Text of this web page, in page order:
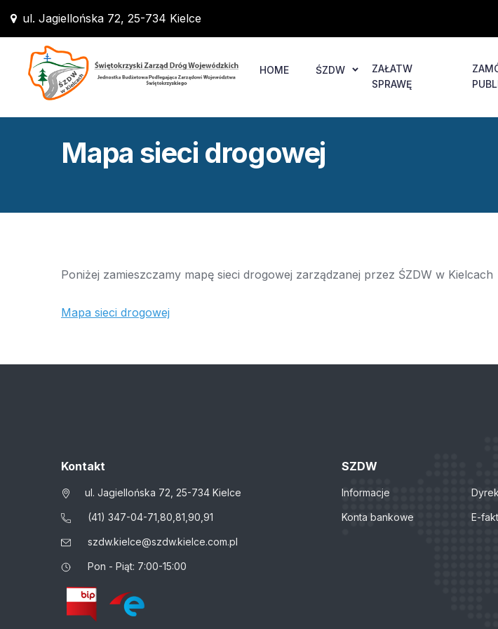
ul. Jagiellońska 72, 25-734 Kielce
HOME ŚZDW
ZAŁATW
SPRAWĘ
Mapa sieci drogowej
Poniżej zamieszczamy mapę sieci drogowej zarządzanej przez ŚZDW w Kielcach
Mapa sieci drogowej
Kontakt
ul. Jagiellońska 72, 25-734 Kielce
(41) 347-04-71,80,81,90,91
szdw.kielce@szdw.kielce.com.pl
Pon - Piąt: 7:00-15:00
SZDW
Informacje
Konta bankowe E-